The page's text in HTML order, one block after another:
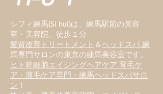
シフィ練馬(Si hui)は、 練馬駅前の美容
室・美容院、徒歩１分
髪質改善トリートメント ＆ヘッドスパ 練
馬専門サロンの東京の練馬美容室です。
ヒト幹細胞エイジングヘアケア 育毛ケ
ア・薄毛ケア専門・練馬ヘッドスパサロ
ン ！